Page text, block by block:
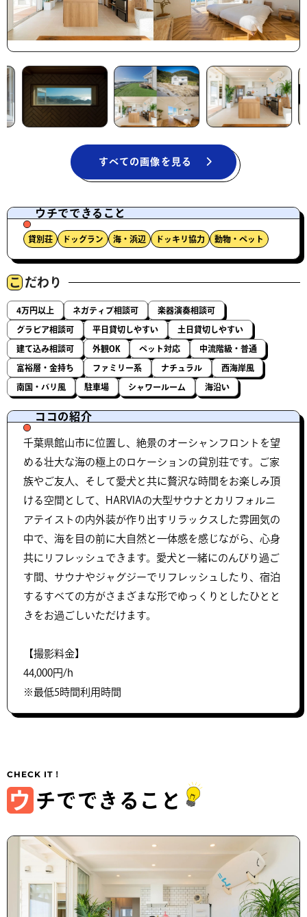
すべての画像を見る
ウチでできること
貸別荘 ドッグラン 海・浜辺 ドッキリ協力 動物・ペット
こ だわり
4万円以上 ネガティブ相談可 楽器演奏相談可
グラビア相談可 平日貸切しやすい 土日貸切しやすい
建て込み相談可 外観OK ペット対応 中流階級・普通
富裕層・金持ち ファミリー系 ナチュラル 西海岸風
南国・バリ風 駐車場 シャワールーム 海沿い
ココの紹介
千葉県館山市に位置し、絶景のオーシャンフロントを望
める壮大な海の極上のロケーションの貸別荘です。ご家
族やご友人、そして愛犬と共に贅沢な時間をお楽しみ頂
ける空間として、HARVIAの大型サウナとカリフォルニ
アテイストの内外装が作り出すリラックスした雰囲気の
中で、海を目の前に大自然と一体感を感じながら、心身
共にリフレッシュできます。愛犬と一緒にのんびり過ご
す間、サウナやジャグジーでリフレッシュしたり、宿泊
するすべての方がさまざまな形でゆっくりとしたひとと
きをお過ごしいただけます。
【撮影料金】
44,000円/h
※最低5時間利用時間
ウ チでできること